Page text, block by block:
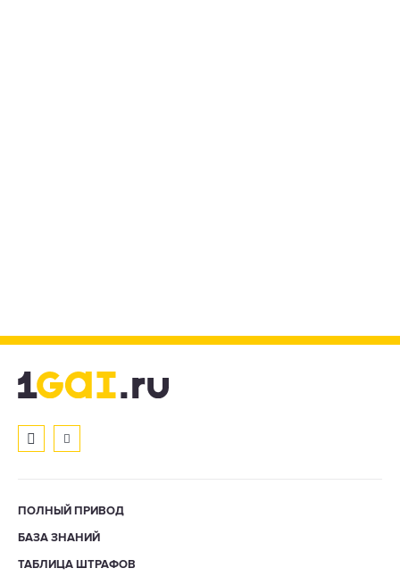
ПОЛНЫЙ ПРИВОД
БАЗА ЗНАНИЙ
ТАБЛИЦА ШТРАФОВ